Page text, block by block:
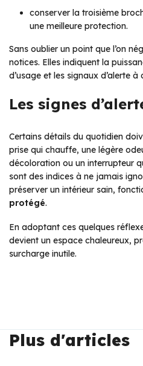
conserver la troisième
une meilleure protection.
Sans oublier un point que l’on
notices. Elles indiquent la
d’usage et les signaux d’alerte à
Les signes
Certains détails du quotidien
prise qui chauffe, une légère
décoloration ou un interrupteur
sont des indices à ne jamais
préserver un intérieur sain,
protégé.
En adoptant ces quelques
devient un espace chaleureux,
surcharge inutile.
Plus d'articles